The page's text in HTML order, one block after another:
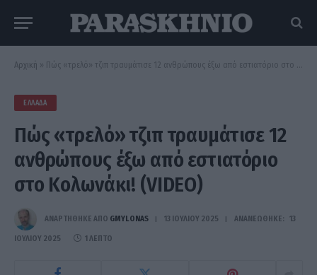
Αρχική » Πώς «τρελό» τζιπ τραυμάτισε 12 ανθρώπους έξω από εστιατόριο στο Κολωνάκι! (VIDEO)
ΕΛΛΆΔΑ
Πώς «τρελό» τζιπ τραυμάτισε 12
ανθρώπους έξω από εστιατόριο
στο Κολωνάκι! (VIDEO)
ΑΝΑΡΤΗΘΗΚΕ ΑΠΟ GMYLONAS 13 ΙΟΥΛΊΟΥ 2025 ΑΝΑΝΕΏΘΗΚΕ: 13
ΙΟΥΛΊΟΥ 2025 1 ΛΕΠΤΌ